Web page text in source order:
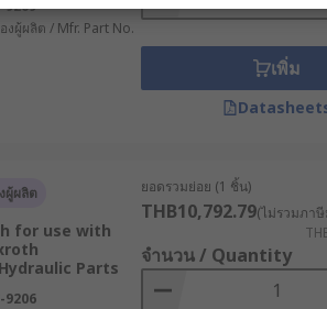
หมาะสำหรับงานเปิด-ปิดอัตโนมัติ งานป
นแบตเตอรี่
ำหน้าที่มอบการเคลื่อนที่เชิงเส้นที่แม่นย
ณ์นี้จึงเป็นส่วนสำคัญในหลายอุตสาหกรรม
กรรมการผลิต โดยใช้ใน ระบบอัตโนมัติ
ยพาน, เครื่องกด, และอุปกรณ์การประก
9209
ผู้ผลิต / Mfr. Part No.
เพิ่ม
ผู้ผลิต
for use with
Parts
9206
ยอดรวมย่อย (1 ชิ้น)
THB10,792.79(ไม่รวมภา
จำนวน / Quantity